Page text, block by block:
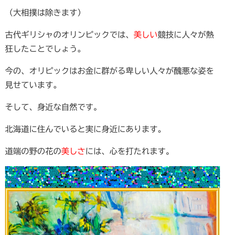
（大相撲は除きます）
古代ギリシャのオリンピックでは、 美しい競技に人々が熱
狂したことでしょう。
今の、オリピックはお金に群がる卑しい人々が醜悪な姿を
見せています。
そして、身近な自然です。
北海道に住んでいると実に身近にあります。
道端の野の花の美しさには、心を打たれます。